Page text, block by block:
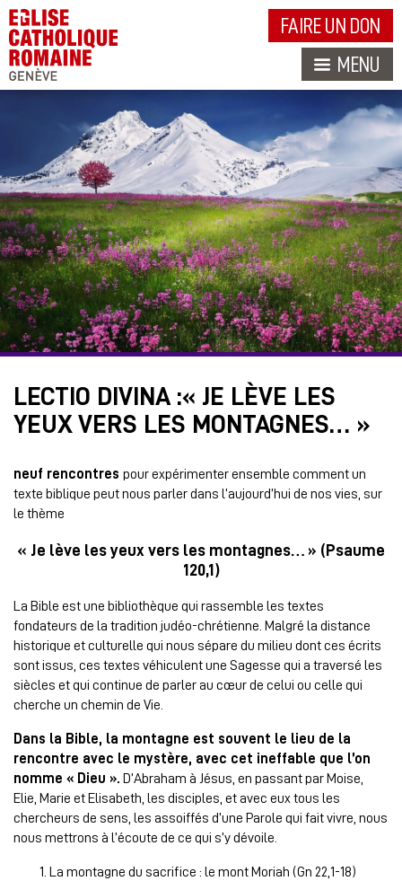
FAIRE UN DON
MENU
LECTIO DIVINA :« JE LÈVE LES
YEUX VERS LES MONTAGNES… »
neuf rencontres pour expérimenter ensemble comment un
texte biblique peut nous parler dans l’aujourd’hui de nos vies, sur
le thème
« Je lève les yeux vers les montagnes… » (Psaume
120,1)
La Bible est une bibliothèque qui rassemble les textes
fondateurs de la tradition judéo-chrétienne. Malgré la distance
historique et culturelle qui nous sépare du milieu dont ces écrits
sont issus, ces textes véhiculent une Sagesse qui a traversé les
siècles et qui continue de parler au cœur de celui ou celle qui
cherche un chemin de Vie.
Dans la Bible, la montagne est souvent le lieu de la
rencontre avec le mystère, avec cet ineffable que l’on
nomme « Dieu ». D’Abraham à Jésus, en passant par Moise,
Elie, Marie et Elisabeth, les disciples, et avec eux tous les
chercheurs de sens, les assoiffés d’une Parole qui fait vivre, nous
nous mettrons à l’écoute de ce qui s’y dévoile.
La montagne du sacrifice : le mont Moriah (Gn 22,1-18)